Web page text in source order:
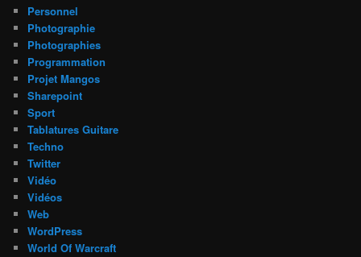
Personnel
Photographie
Photographies
Programmation
Projet Mangos
Sharepoint
Sport
Tablatures Guitare
Techno
Twitter
Vidéo
Vidéos
Web
WordPress
World Of Warcraft